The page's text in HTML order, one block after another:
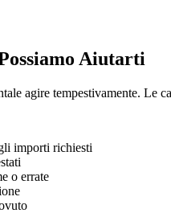
Aiutarti
agire tempestivamente. Le
importi richiesti
o errate